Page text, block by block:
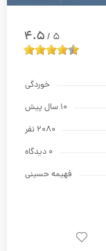
5
/
4.5
خوردگی
10 سال پیش
2080 نفر
0 دیدگاه
فهیمه حسینی